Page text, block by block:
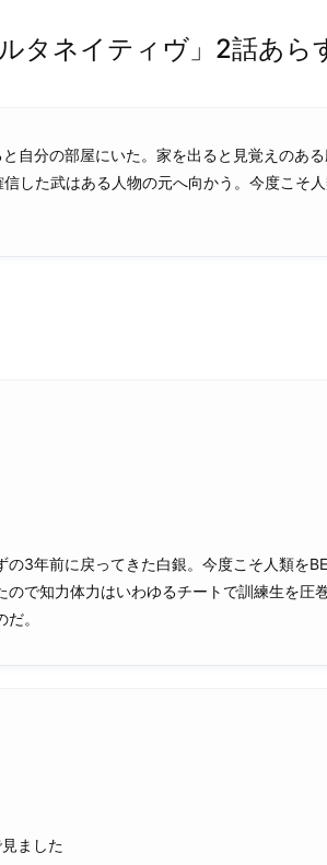
タネイティヴ」2話あら
自分の部屋にいた。家を出ると見覚えのあ
した武はある人物の元へ向かう。今度こそ
の3年前に戻ってきた白銀。今度こそ人類を
で知力体力はいわゆるチートで訓練生を圧
。
ました